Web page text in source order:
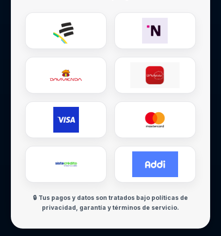
🔒 Tus pagos y datos son tratados bajo políticas de
privacidad, garantía y términos de servicio.